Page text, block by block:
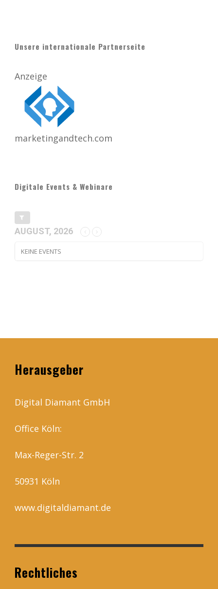
Unsere internationale Partnerseite
Anzeige
marketingandtech.com
Digitale Events & Webinare
AUGUST, 2026
KEINE EVENTS
Herausgeber
Digital Diamant GmbH
Office Köln:
Max-Reger-Str. 2
50931 Köln
www.digitaldiamant.de
Rechtliches